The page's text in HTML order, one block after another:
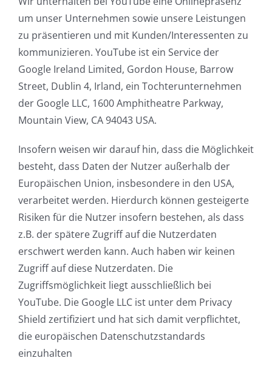
um unser Unternehmen sowie unsere Leistungen
zu präsentieren und mit Kunden/Interessenten zu
kommunizieren. YouTube ist ein Service der
Google Ireland Limited, Gordon House, Barrow
Street, Dublin 4, Irland, ein Tochterunternehmen
der Google LLC, 1600 Amphitheatre Parkway,
Mountain View, CA 94043 USA.
Insofern weisen wir darauf hin, dass die Möglichkeit
besteht, dass Daten der Nutzer außerhalb der
Europäischen Union, insbesondere in den USA,
verarbeitet werden. Hierdurch können gesteigerte
Risiken für die Nutzer insofern bestehen, als dass
z.B. der spätere Zugriff auf die Nutzerdaten
erschwert werden kann. Auch haben wir keinen
Zugriff auf diese Nutzerdaten. Die
Zugriffsmöglichkeit liegt ausschließlich bei
YouTube. Die Google LLC ist unter dem Privacy
Shield zertifiziert und hat sich damit verpflichtet,
die europäischen Datenschutzstandards
einzuhalten